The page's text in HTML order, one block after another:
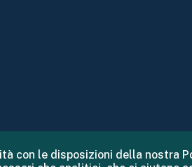
con le disposizioni della nostra